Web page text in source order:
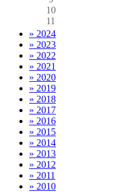
10
11
» 2024
» 2023
» 2022
» 2021
» 2020
» 2019
» 2018
» 2017
» 2016
» 2015
» 2014
» 2013
» 2012
» 2011
» 2010